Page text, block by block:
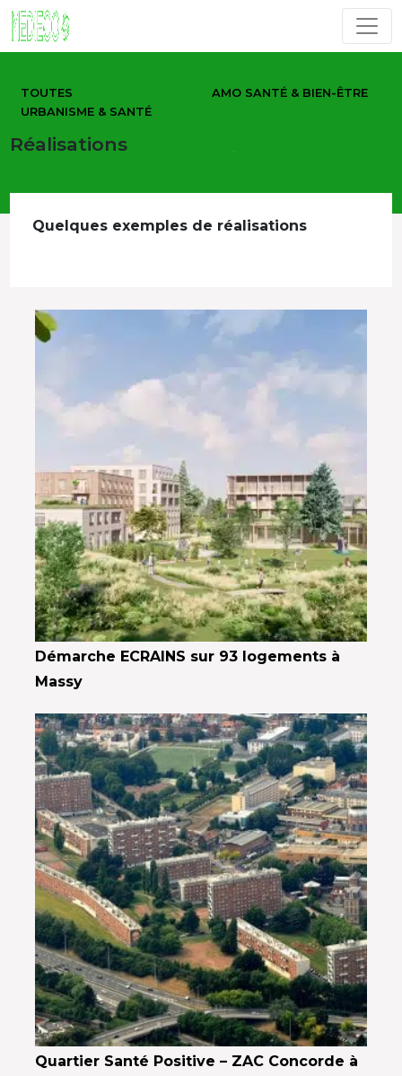
TOUTES
AMO SANTÉ & BIEN-ÊTRE
URBANISME & SANTÉ
Réalisations
Quelques exemples de réalisations
Démarche ECRAINS sur 93 logements à
Massy
Quartier Santé Positive – ZAC Concorde à